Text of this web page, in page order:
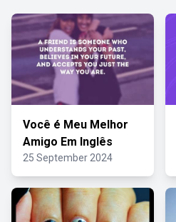
Você é Meu Melhor
Amigo Em Inglês
25 September 2024